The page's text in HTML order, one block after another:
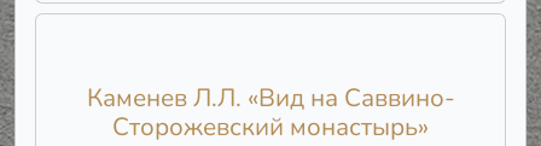
Каменев Л.Л. «Вид на Саввино-
Сторожевский монастырь»